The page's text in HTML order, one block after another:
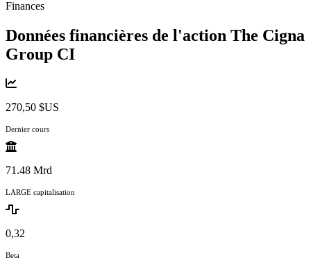
Finances
Données financières de l'action The Cigna
Group CI
270,50 $US
Dernier cours
71.48 Mrd
LARGE capitalisation
0,32
Beta